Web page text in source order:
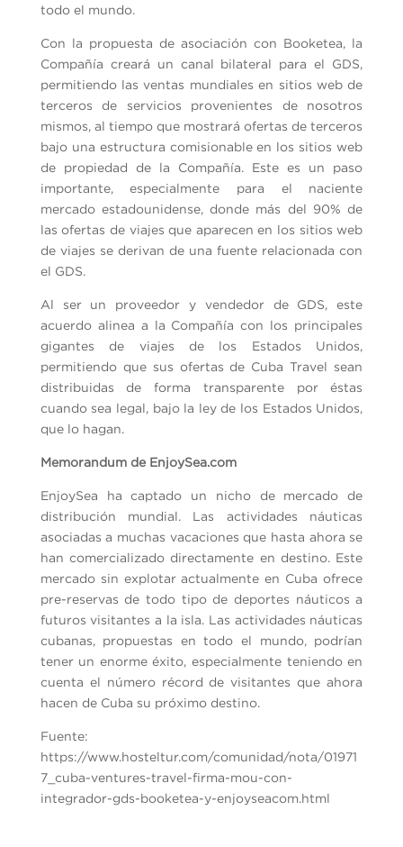
todo el mundo.
Con la propuesta de asociación con Booketea, la
Compañía creará un canal bilateral para el GDS,
permitiendo las ventas mundiales en sitios web de
terceros de servicios provenientes de nosotros
mismos, al tiempo que mostrará ofertas de terceros
bajo una estructura comisionable en los sitios web
de propiedad de la Compañía. Este es un paso
importante, especialmente para el naciente
mercado estadounidense, donde más del 90% de
las ofertas de viajes que aparecen en los sitios web
de viajes se derivan de una fuente relacionada con
el GDS.
Al ser un proveedor y vendedor de GDS, este
acuerdo alinea a la Compañía con los principales
gigantes de viajes de los Estados Unidos,
permitiendo que sus ofertas de Cuba Travel sean
distribuidas de forma transparente por éstas
cuando sea legal, bajo la ley de los Estados Unidos,
que lo hagan.
Memorandum de EnjoySea.com
EnjoySea ha captado un nicho de mercado de
distribución mundial. Las actividades náuticas
asociadas a muchas vacaciones que hasta ahora se
han comercializado directamente en destino. Este
mercado sin explotar actualmente en Cuba ofrece
pre-reservas de todo tipo de deportes náuticos a
futuros visitantes a la isla. Las actividades náuticas
cubanas, propuestas en todo el mundo, podrían
tener un enorme éxito, especialmente teniendo en
cuenta el número récord de visitantes que ahora
hacen de Cuba su próximo destino.
Fuente:
https://www.hosteltur.com/comunidad/nota/01971
7_cuba-ventures-travel-firma-mou-con-
integrador-gds-booketea-y-enjoyseacom.html